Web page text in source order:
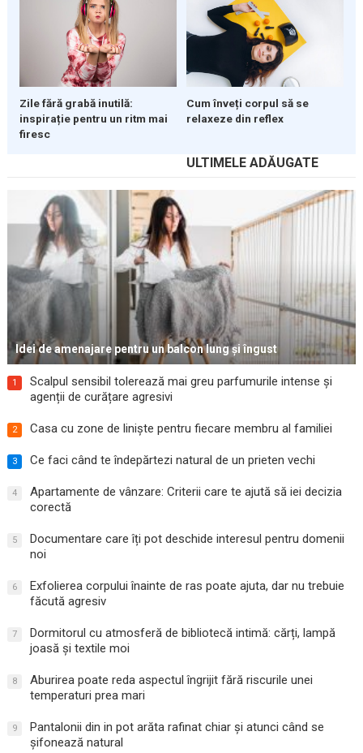
Zile fără grabă inutilă:
inspirație pentru un ritm mai
firesc
Cum înveți corpul să se
relaxeze din reflex
ULTIMELE ADĂUGATE
Idei de amenajare pentru un balcon lung și îngust
1
Scalpul sensibil tolerează mai greu parfumurile intense și
agenții de curățare agresivi
2 Casa cu zone de liniște pentru fiecare membru al familiei
3 Ce faci când te îndepărtezi natural de un prieten vechi
4
Apartamente de vânzare: Criterii care te ajută să iei decizia
corectă
5
Documentare care îți pot deschide interesul pentru domenii
noi
6
Exfolierea corpului înainte de ras poate ajuta, dar nu trebuie
făcută agresiv
7
Dormitorul cu atmosferă de bibliotecă intimă: cărți, lampă
joasă și textile moi
8
Aburirea poate reda aspectul îngrijit fără riscurile unei
temperaturi prea mari
9
Pantalonii din in pot arăta rafinat chiar și atunci când se
șifonează natural